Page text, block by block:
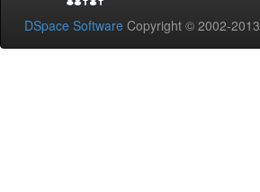
DSpace Software Copyright © 2002-2013